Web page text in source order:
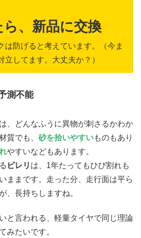
ら、新品に交換
は防げると考えています。（今ま
立してます。大丈夫か？）
測不能
、どんなふうに異物が刺さるかわか
質でも、 砂を拾いやすいものもあり
やすいなどもあります。
ピレリ は、1年たってもひび割れも
ままです。走った分、走行面は平ら
、長持ちしますね。
と言われる、軽量タイヤで同じ理論
みたいです。